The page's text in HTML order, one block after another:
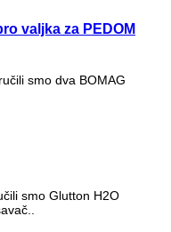
valjka za PEDOM
smo dva BOMAG
smo Glutton H2O